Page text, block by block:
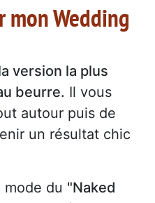
mon Wedding
version la plus
beurre. Il vous
autour puis de
un résultat chic
mode du "Naked